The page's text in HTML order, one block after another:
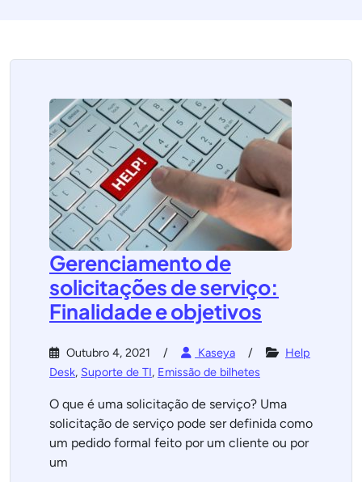
Gerenciamento de
solicitações de serviço:
Finalidade e objetivos
Outubro 4, 2021 Kaseya
Help
Desk, Suporte de TI, Emissão de bilhetes
O que é uma solicitação de serviço? Uma
solicitação de serviço pode ser definida como
um pedido formal feito por um cliente ou por
um